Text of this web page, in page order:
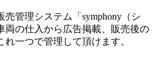
管理システム「symphony（シ
両の仕入から広告掲載、販売後の
一つで管理して頂けます。